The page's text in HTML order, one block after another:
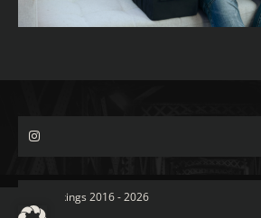
© Spacekings 2016 - 2026